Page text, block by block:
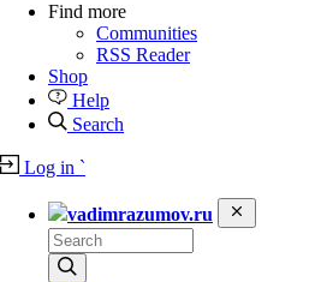
Find more
Communities
RSS Reader
Shop
Help
Search
Log in `
vadimrazumov.ru